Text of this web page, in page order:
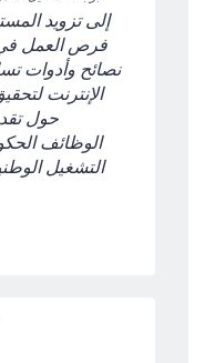
إلى تزويد
فرص العمل في
نصائح وأدوات
الإنترنت
حول
الوظائف
التشغيل